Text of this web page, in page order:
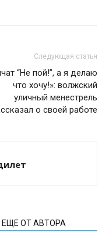
Следующая статья
“Не пой!”, а я делаю
что хочу!»: волжский
уличный менестрель
о своей работе
ЕЩЕ ОТ АВТОРА